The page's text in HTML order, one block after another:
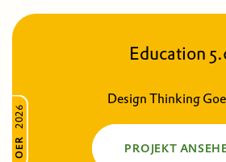
OER
2026
Education
Design Thinking
PROJEKT